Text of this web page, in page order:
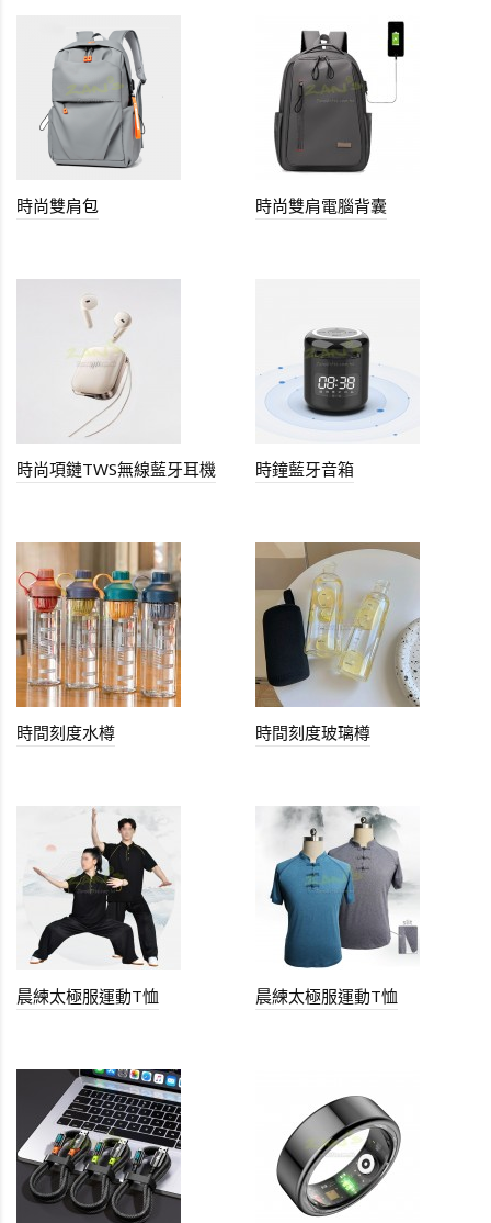
時尚雙肩包 時尚雙肩電腦背囊
時尚項鏈TWS無線藍牙耳機 時鐘藍牙音箱
時間刻度水樽 時間刻度玻璃樽
晨練太極服運動T恤 晨練太極服運動T恤